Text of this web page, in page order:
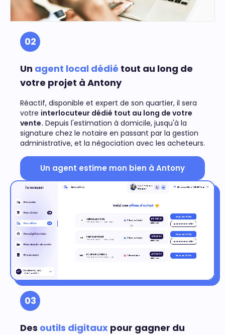
02
Un agent local dédié tout au long de
votre projet à Antony
Réactif, disponible et expert de son quartier, il sera
votre interlocuteur dédié tout au long de votre
vente. Depuis l'estimation à domicile, jusqu'à la
signature chez le notaire en passant par la gestion
administrative, et la négociation avec les acheteurs.
Un agent estime mon bien à Antony
03
Des outils digitaux pour gagner du